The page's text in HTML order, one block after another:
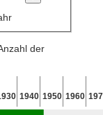
der
1940 1950 1960